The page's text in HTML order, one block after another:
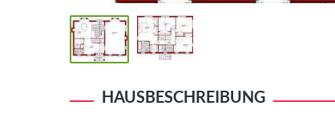
HAUSBESCHREIBUNG